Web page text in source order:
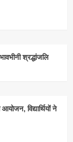
श्रद्धांजलि
विद्यार्थियों ने